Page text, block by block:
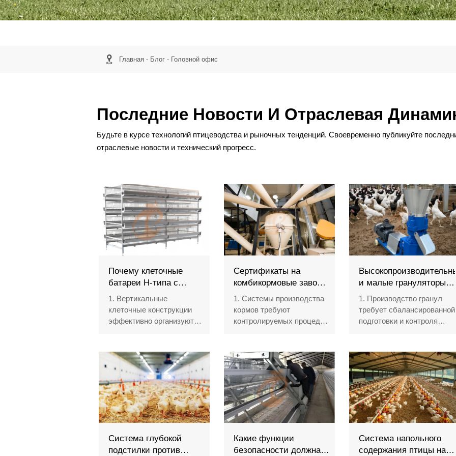
 Главная - Блог- Головной офис
Последние Новости И Отраслевая
Будьте в курсе технологий птицеводства и рыночных тенденций. Своевременно публикуйте
отраслевые новости и технический прогресс.
Почему клеточные
батареи H-типа с
высокой плотностью
посадки повышают
эффективность
1. Вертикальные
клеточные конструкции
эффективно организуют
системы кормления
поддерживают
стабильные
производственные
процессы
3. Модульные конструкции
клеток обеспечивают
гибкое планирование
расширения фермы
Сертификаты на
комбикормовые заводы
и смесители | Что
необходимо
птицеводческим
1. Системы производства
кормов требуют
контролируемых процедур
оборудование объединяет
точные механические
конструкции и технологии
автоматизации
3. Процессы
сертификации
подтверждают
и процедуры безопасности
и малые грануляторы:
какой вариант более
рентабелен?
1. Производство гранул
требует сбалансированной
подготовки и контроля
зависит от требуемой
производительности и
доступных ресурсов
3. Сырьё влияет на
качество гранул на этапах
переработки
4. Планирование
обслуживания
Система глубокой
подстилки против
Какие функции
безопасности должна
Система напольного
содержания птицы на